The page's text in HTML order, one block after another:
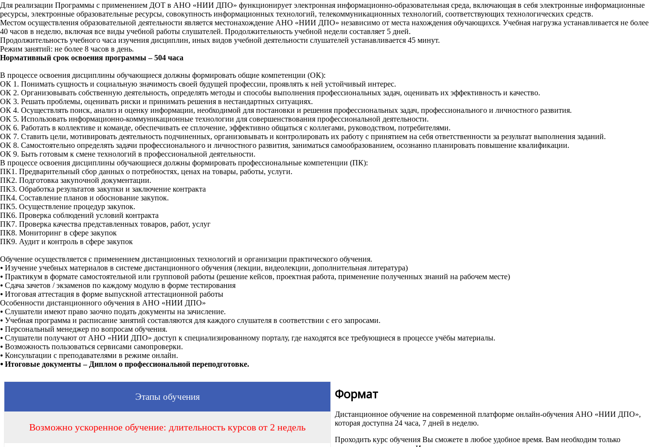
Для реализации Программы с применением ДОТ в АНО «НИИ ДПО» функционирует электронная информационно-образовательная среда, включающая в себя электронные информационные
ресурсы, электронные образовательные ресурсы, совокупность информационных технологий, телекоммуникационных технологий, соответствующих технологических средств.
Местом осуществления образовательной деятельности является местонахождение АНО «НИИ ДПО» независимо от места нахождения обучающихся. Учебная нагрузка устанавливается не более
40 часов в неделю, включая все виды учебной работы слушателей. Продолжительность учебной недели составляет 5 дней.
Продолжительность учебного часа изучения дисциплин, иных видов учебной деятельности слушателей устанавливается 45 минут.
Режим занятий: не более 8 часов в день.
Нормативный срок освоения программы – 504 часа
В процессе освоения дисциплины обучающиеся должны формировать общие компетенции (ОК):
ОК 1. Понимать сущность и социальную значимость своей будущей профессии, проявлять к ней устойчивый интерес.
ОК 2. Организовывать собственную деятельность, определять методы и способы выполнения профессиональных задач, оценивать их эффективность и качество.
ОК 3. Решать проблемы, оценивать риски и принимать решения в нестандартных ситуациях.
ОК 4. Осуществлять поиск, анализ и оценку информации, необходимой для постановки и решения профессиональных задач, профессионального и личностного развития.
ОК 5. Использовать информационно-коммуникационные технологии для совершенствования профессиональной деятельности.
ОК 6. Работать в коллективе и команде, обеспечивать ее сплочение, эффективно общаться с коллегами, руководством, потребителями.
ОК 7. Ставить цели, мотивировать деятельность подчиненных, организовывать и контролировать их работу с принятием на себя ответственности за результат выполнения заданий.
ОК 8. Самостоятельно определять задачи профессионального и личностного развития, заниматься самообразованием, осознанно планировать повышение квалификации.
ОК 9. Быть готовым к смене технологий в профессиональной деятельности.
В процессе освоения дисциплины обучающиеся должны формировать профессиональные компетенции (ПК):
ПК1. Предварительный сбор данных о потребностях, ценах на товары, работы, услуги.
ПК2. Подготовка закупочной документации.
ПК3. Обработка результатов закупки и заключение контракта
ПК4. Составление планов и обоснование закупок.
ПК5. Осуществление процедур закупок.
ПК6. Проверка соблюдений условий контракта
ПК7. Проверка качества представленных товаров, работ, услуг
ПК8. Мониторинг в сфере закупок
ПК9. Аудит и контроль в сфере закупок
Обучение осуществляется с применением дистанционных технологий и организации практического обучения.
⦁ Изучение учебных материалов в системе дистанционного обучения (лекции, видеолекции, дополнительная литература)
⦁ Практикум в формате самостоятельной или групповой работы (решение кейсов, проектная работа, применение полученных знаний на рабочем месте)
⦁ Сдача зачетов / экзаменов по каждому модулю в форме тестирования
⦁ Итоговая аттестация в форме выпускной аттестационной работы
Особенности дистанционного обучения в АНО «НИИ ДПО»
⦁ Слушатели имеют право заочно подать документы на зачисление.
⦁ Учебная программа и расписание занятий составляются для каждого слушателя в соответствии с его запросами.
⦁ Персональный менеджер по вопросам обучения.
⦁ Слушатели получают от АНО «НИИ ДПО» доступ к специализированному порталу, где находятся все требующиеся в процессе учёбы материалы.
⦁ Возможность пользоваться сервисами самопроверки.
⦁ Консультации с преподавателями в режиме онлайн.
⦁ Итоговые документы – Диплом о профессиональной переподготовке.
Этапы обучения
Возможно ускоренное обучение: длительность курсов от 2 недель
Формат
Дистанционное обучение на современной платформе онлайн-обучения АНО «НИИ ДПО»,
которая доступна 24 часа, 7 дней в неделю.
Проходить курс обучения Вы сможете в любое удобное время. Вам необходим только